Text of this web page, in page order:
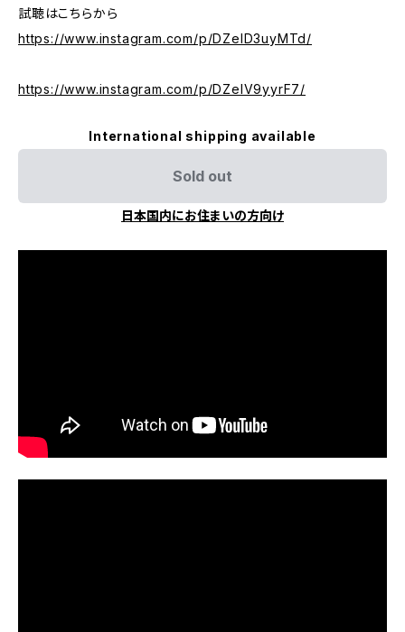
試聴はこちらから
https://www.instagram.com/p/DZelD3uyMTd/
https://www.instagram.com/p/DZelV9yyrF7/
International shipping available
Sold out
日本国内にお住まいの方向け